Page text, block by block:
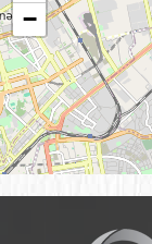
−